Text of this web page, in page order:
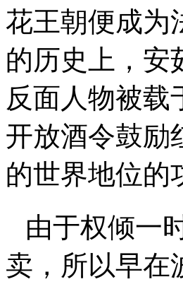
花王朝便成为
的历史上，安
反面人物被载
开放酒令鼓励
的世界地位的
由于权倾一
卖，所以早在